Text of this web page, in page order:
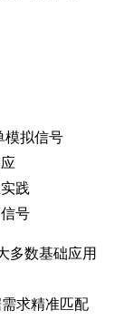
模拟信号
践
号
多数基础应用
求精准匹配